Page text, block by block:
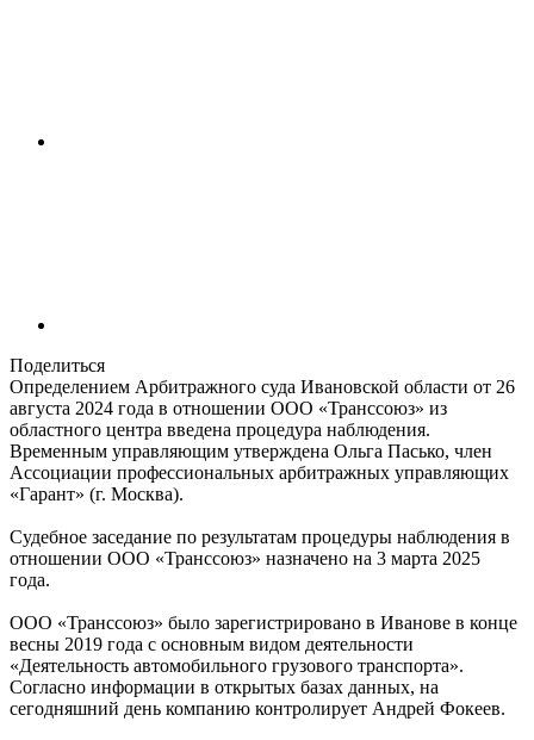
Поделиться
Определением Арбитражного суда Ивановской области от 26
августа 2024 года в отношении ООО «Транссоюз» из
областного центра введена процедура наблюдения.
Временным управляющим утверждена Ольга Пасько, член
Ассоциации профессиональных арбитражных управляющих
«Гарант» (г. Москва).
Судебное заседание по результатам процедуры наблюдения в
отношении ООО «Транссоюз» назначено на 3 марта 2025
года.
ООО «Транссоюз» было зарегистрировано в Иванове в конце
весны 2019 года с основным видом деятельности
«Деятельность автомобильного грузового транспорта».
Согласно информации в открытых базах данных, на
сегодняшний день компанию контролирует Андрей Фокеев.